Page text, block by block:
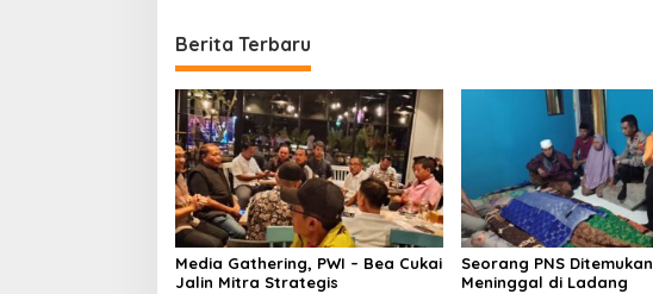
Berita Terbaru
Media Gathering, PWI – Bea Cukai
Jalin Mitra Strategis
Seorang PNS Ditemukan
Meninggal di Ladang